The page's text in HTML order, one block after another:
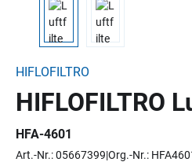
HIFLOFILTRO
HIFLOFILTRO
HFA-4601
Art.-Nr.: 05667399 Org.-Nr.: